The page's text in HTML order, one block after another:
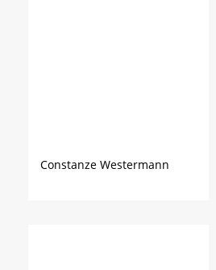
Constanze Westermann